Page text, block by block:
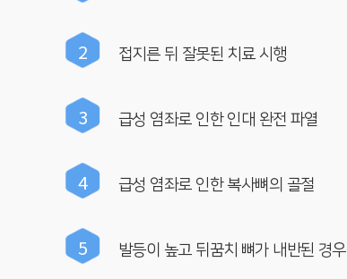
2 접지른 뒤 잘못된 치료 시행
3 급성 염좌로 인한 인대 완전 파열
4 급성 염좌로 인한 복사뼈의 골절
5 발등이 높고 뒤꿈치 뼈가 내반된 경우